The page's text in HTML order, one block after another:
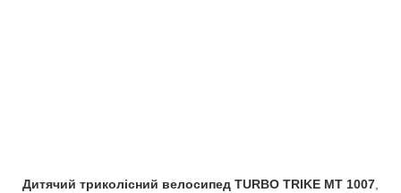
Дитячий триколісний велосипед TURBO TRIKE MT 1007,